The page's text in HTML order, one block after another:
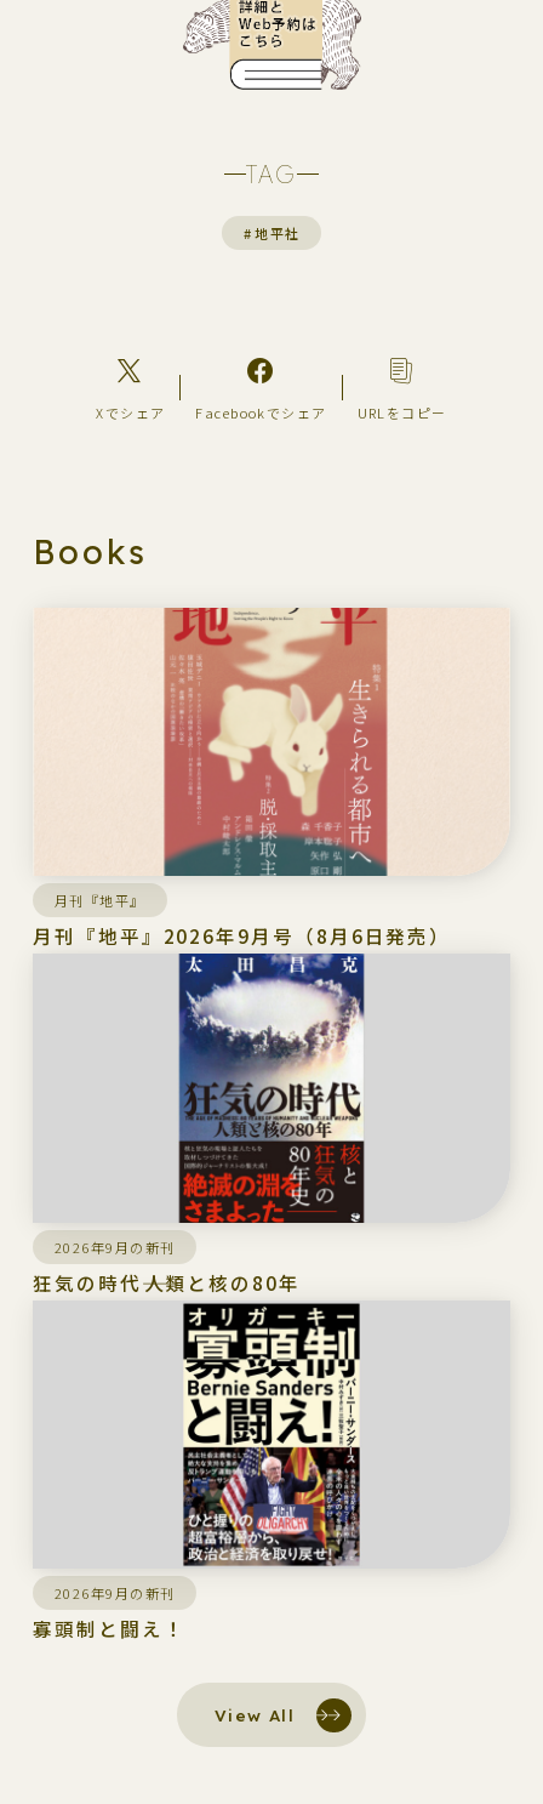
TAG
#地平社
Xでシェア Facebookでシェア URLをコピー
Books
月刊『地平』
月刊『地平』2026年9月号（8月6日発売）
2026年9月の新刊
狂気の時代――人類と核の80年
2026年9月の新刊
寡頭制と闘え！
View All